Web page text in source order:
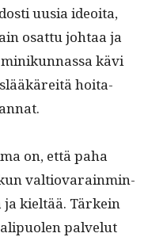
uusia ideoita,
osat­tu johtaa ja
kävi
hoita­
on, että paha
val­tio­varain­min­
ja kieltää. Tärkein
palve­lut